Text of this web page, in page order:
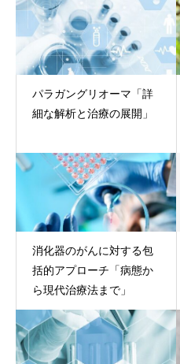
パラガングリオーマ「詳
細な解析と治療の展開」
消化器のがんに対する包
括的アプローチ「病態か
ら現代治療法まで」